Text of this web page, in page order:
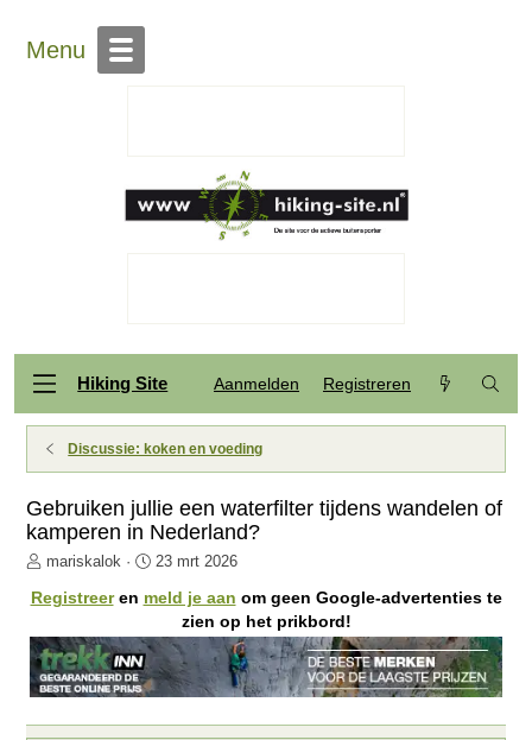
Menu
Hiking Site Aanmelden Registreren
Discussie: koken en voeding
Gebruiken jullie een waterfilter tijdens wandelen of
kamperen in Nederland?
O
d
r
w
e
r
mariskalok
S
a
t
d
a
t
23 mrt 2026
Registreeren meld je aan om geen Google-advertenties te
zien op het prikbord!